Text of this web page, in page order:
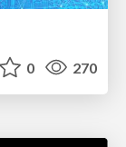
0 270